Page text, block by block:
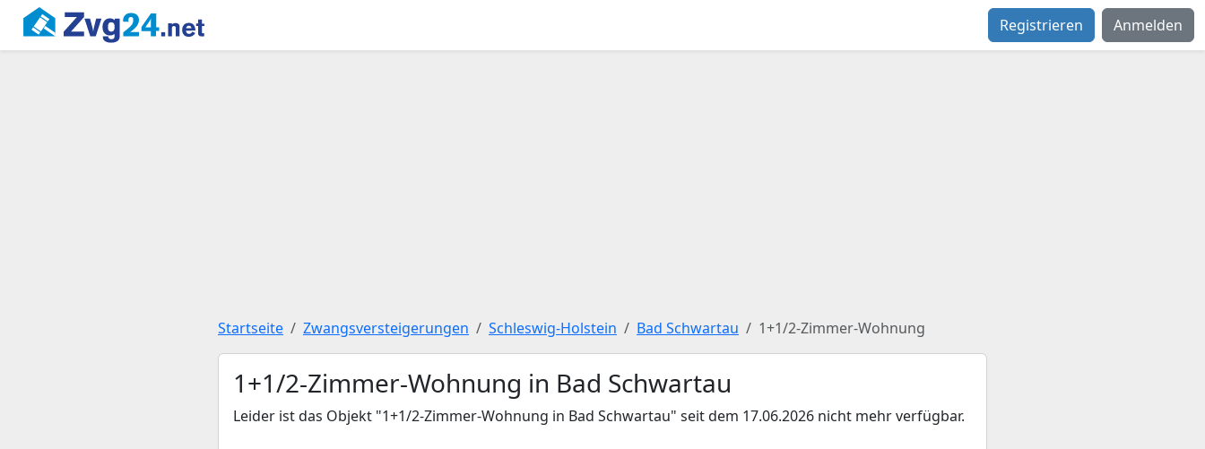
Registrieren Anmelden
Startseite Zwangsversteigerungen Schleswig-Holstein Bad Schwartau 1+1/2-Zimmer-Wohnung
1+1/2-Zimmer-Wohnung in Bad Schwartau
Leider ist das Objekt "1+1/2-Zimmer-Wohnung in Bad Schwartau" seit dem 17.06.2026 nicht mehr verfügbar.